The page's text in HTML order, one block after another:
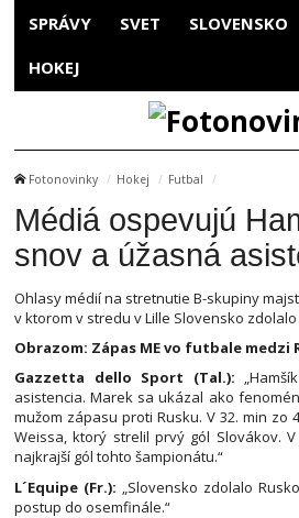
SPRÁVY SVET SLOVENSKO
HOKEJ
Fotonovinky Hokej Futbal
Médiá ospevujú
snov a úžasná
Ohlasy médií na stretnutie B-skupiny
v ktorom v stredu v Lille Slovensko zdolalo
Obrazom: Zápas ME vo futbale medzi
Gazzetta dello Sport (Tal.):
asistencia. Marek sa ukázal ako
mužom zápasu proti Rusku. V 32. min zo
Weissa, ktorý strelil prvý gól Slovákov.
najkrajší gól tohto šampionátu.“
L´Equipe (Fr.): „Slovensko zdolalo
postup do osemfinále.“